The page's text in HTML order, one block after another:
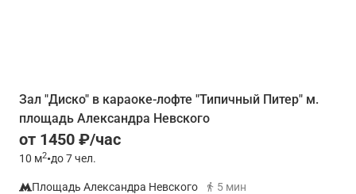
Зал "Диско" в караоке-лофте "Типичный Питер" м.
площадь Александра Невского
от 1450 ₽/час
10 м2•до 7 чел.
Площадь Александра Невского
5 мин